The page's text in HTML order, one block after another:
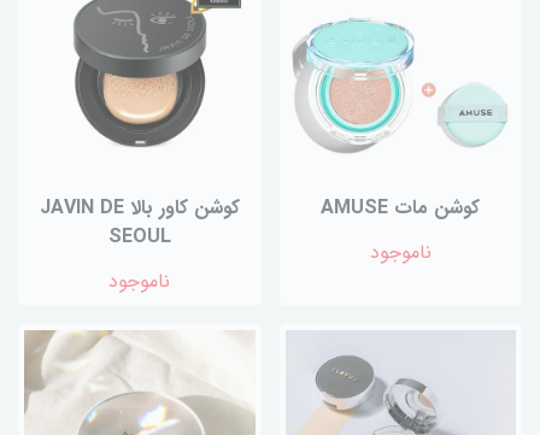
کوشن مات AMUSE
ناموجود
کوشن کاور بالا JAVIN DE
SEOUL
ناموجود